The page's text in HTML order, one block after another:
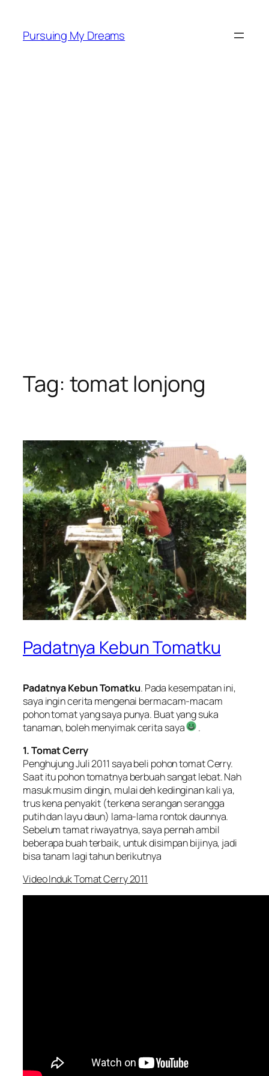
content
Pursuing My Dreams
Tag: tomat lonjong
Padatnya Kebun Tomatku
Padatnya Kebun Tomatku. Pada kesempatan ini,
saya ingin cerita mengenai bermacam-macam
pohon tomat yang saya punya. Buat yang suka
tanaman, boleh menyimak cerita saya
.
1. Tomat Cerry
Penghujung Juli 2011 saya beli pohon tomat Cerry.
Saat itu pohon tomatnya berbuah sangat lebat. Nah
masuk musim dingin, mulai deh kedinginan kali ya,
trus kena penyakit (terkena serangan serangga
putih dan layu daun) lama-lama rontok daunnya.
Sebelum tamat riwayatnya, saya pernah ambil
beberapa buah terbaik, untuk disimpan bijinya, jadi
bisa tanam lagi tahun berikutnya
Video Induk Tomat Cerry 2011